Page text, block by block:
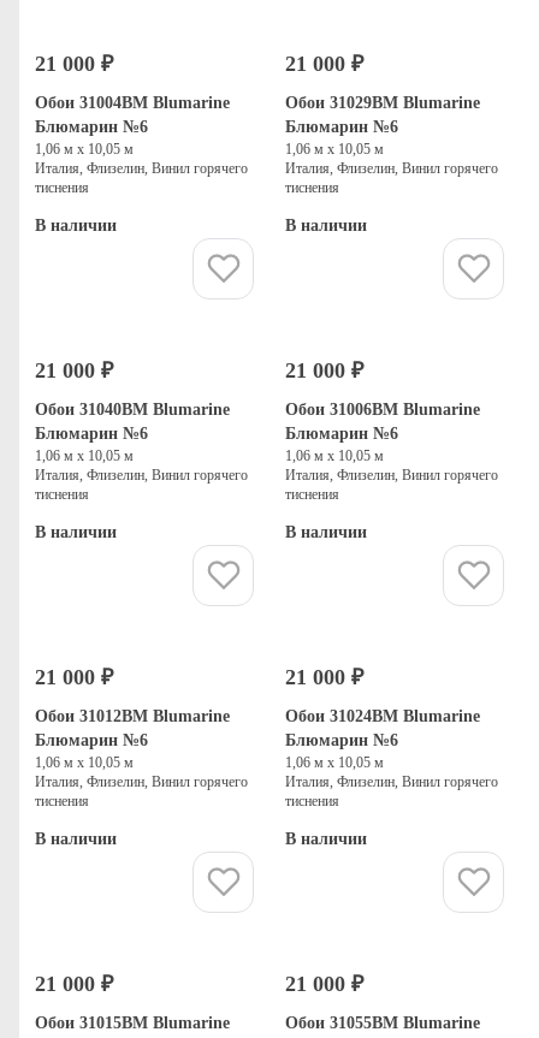
21 000 ₽
Обои 31004BM Blumarine
Блюмарин №6
1,06 м х 10,05 м
Италия, Флизелин, Винил горячего
тиснения
В наличии
21 000 ₽
Обои 31029BM Blumarine
Блюмарин №6
1,06 м х 10,05 м
Италия, Флизелин, Винил горячего
тиснения
В наличии
21 000 ₽
Обои 31040BM Blumarine
Блюмарин №6
1,06 м х 10,05 м
Италия, Флизелин, Винил горячего
тиснения
В наличии
21 000 ₽
Обои 31006BM Blumarine
Блюмарин №6
1,06 м х 10,05 м
Италия, Флизелин, Винил горячего
тиснения
В наличии
21 000 ₽
Обои 31012BM Blumarine
Блюмарин №6
1,06 м х 10,05 м
Италия, Флизелин, Винил горячего
тиснения
В наличии
21 000 ₽
Обои 31024BM Blumarine
Блюмарин №6
1,06 м х 10,05 м
Италия, Флизелин, Винил горячего
тиснения
В наличии
21 000 ₽
Обои 31015BM Blumarine
21 000 ₽
Обои 31055BM Blumarine